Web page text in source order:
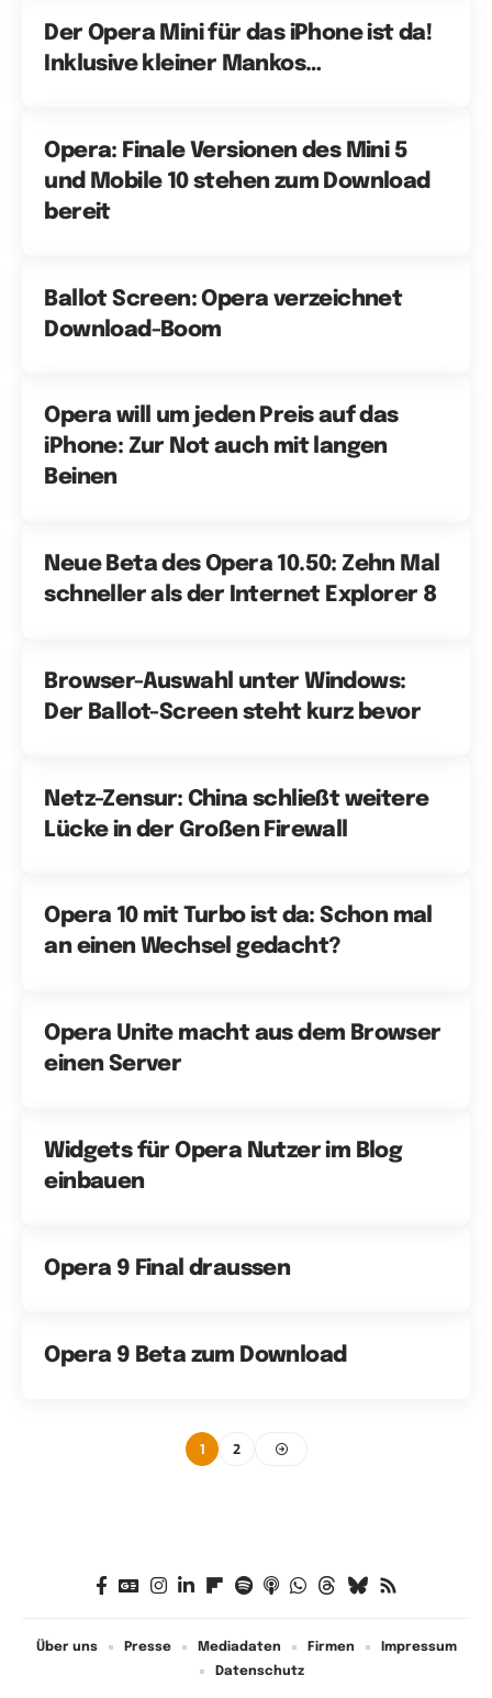
Der Opera Mini für das iPhone ist da!
Inklusive kleiner Mankos…
Opera: Finale Versionen des Mini 5
und Mobile 10 stehen zum Download
bereit
Ballot Screen: Opera verzeichnet
Download-Boom
Opera will um jeden Preis auf das
iPhone: Zur Not auch mit langen
Beinen
Neue Beta des Opera 10.50: Zehn Mal
schneller als der Internet Explorer 8
Browser-Auswahl unter Windows:
Der Ballot-Screen steht kurz bevor
Netz-Zensur: China schließt weitere
Lücke in der Großen Firewall
Opera 10 mit Turbo ist da: Schon mal
an einen Wechsel gedacht?
Opera Unite macht aus dem Browser
einen Server
Widgets für Opera Nutzer im Blog
einbauen
Opera 9 Final draussen
Opera 9 Beta zum Download
1 2
Über uns Presse Mediadaten Firmen
Impressum
Datenschutz